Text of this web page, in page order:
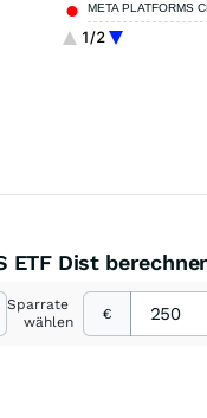
1/2
META PLATFORMS
TESLA ORD
ETF Dist
Sparrate
wählen
€